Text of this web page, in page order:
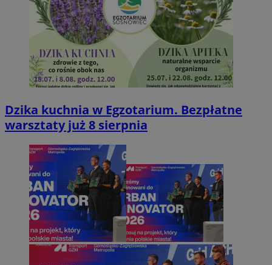
Dzika kuchnia w Egzotarium. Bezpłatne
warsztaty już 8 sierpnia